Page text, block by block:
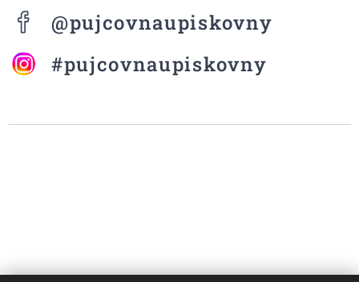
@pujcovnaupiskovny
#pujcovnaupiskovny